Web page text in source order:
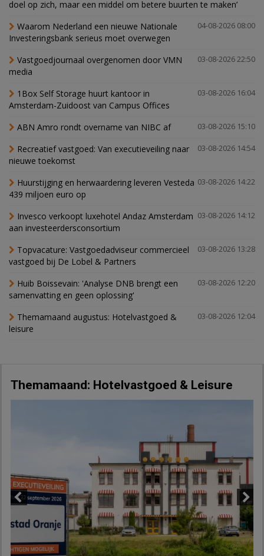
doel op zich, maar een middel om betere buurten te maken’
04-08-2026 08:00
Waarom Nederland een nieuwe Nationale
Investeringsbank serieus moet overwegen
03-08-2026 22:50
Vastgoedjournaal overgenomen door VMN
media
03-08-2026 16:04
1Box Self Storage huurt kantoor in
Amsterdam-Zuidoost van Campus Offices
03-08-2026 15:10
ABN Amro rondt overname van NIBC af
03-08-2026 14:54
Recreatief vastgoed: Van executieveiling naar
nieuwe toekomst
03-08-2026 14:22
Huurstijging en herwaardering leveren Vesteda
439 miljoen euro op
03-08-2026 14:12
Invesco verkoopt luxehotel Andaz Amsterdam
aan investeerdersconsortium
03-08-2026 13:28
Topvacature: Vastgoedadviseur commercieel
vastgoed bij De Lobel & Partners
03-08-2026 12:20
Huib Boissevain: 'Analyse DNB brengt een
samenvatting en geen oplossing'
03-08-2026 12:04
Themamaand augustus: Hotelvastgoed &
leisure
Themamaand: Hotelvastgoed & Leisure
Next